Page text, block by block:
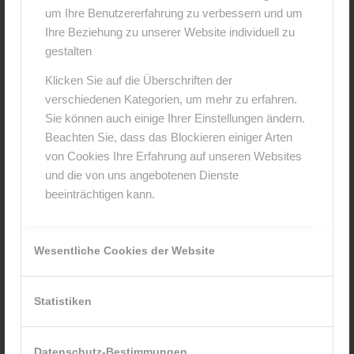
um Ihre Benutzererfahrung zu verbessern und um
Ihre Beziehung zu unserer Website individuell zu
gestalten
Klicken Sie auf die Überschriften der
verschiedenen Kategorien, um mehr zu erfahren.
Sie können auch einige Ihrer Einstellungen ändern.
Beachten Sie, dass das Blockieren einiger Arten
von Cookies Ihre Erfahrung auf unseren Websites
und die von uns angebotenen Dienste
beeinträchtigen kann.
Wesentliche Cookies der Website
Statistiken
Hinterlasse einen Kommentar
An der Diskussion beteiligen?
Name*
E-Mail-Adresse*